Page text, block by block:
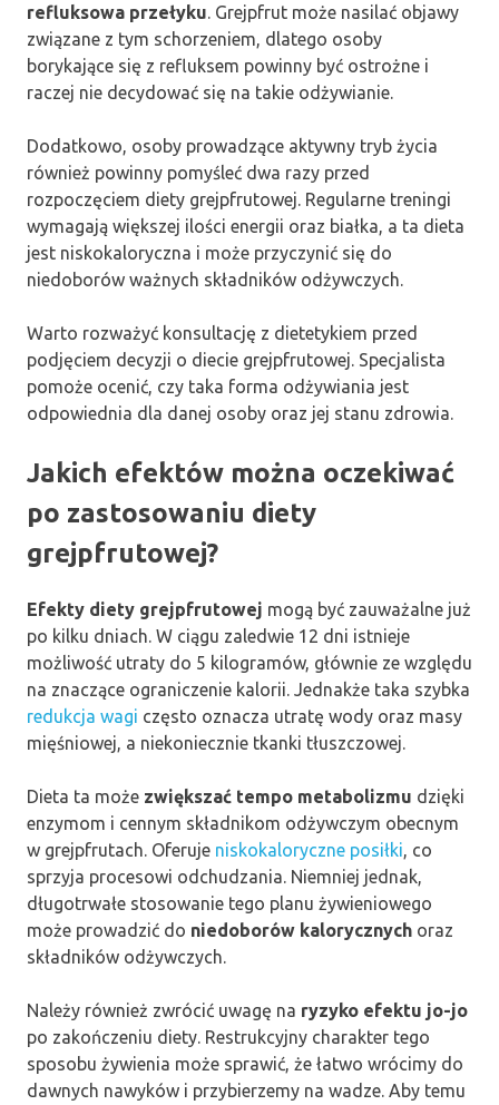
refluksowa przełyku. Grejpfrut może nasilać objawy
związane z tym schorzeniem, dlatego osoby
borykające się z refluksem powinny być ostrożne i
raczej nie decydować się na takie odżywianie.
Dodatkowo, osoby prowadzące aktywny tryb życia
również powinny pomyśleć dwa razy przed
rozpoczęciem diety grejpfrutowej. Regularne treningi
wymagają większej ilości energii oraz białka, a ta dieta
jest niskokaloryczna i może przyczynić się do
niedoborów ważnych składników odżywczych.
Warto rozważyć konsultację z dietetykiem przed
podjęciem decyzji o diecie grejpfrutowej. Specjalista
pomoże ocenić, czy taka forma odżywiania jest
odpowiednia dla danej osoby oraz jej stanu zdrowia.
Jakich efektów można oczekiwać
po zastosowaniu diety
grejpfrutowej?
Efekty diety grejpfrutowej mogą być zauważalne już
po kilku dniach. W ciągu zaledwie 12 dni istnieje
możliwość utraty do 5 kilogramów, głównie ze względu
na znaczące ograniczenie kalorii. Jednakże taka szybka
redukcja wagi często oznacza utratę wody oraz masy
mięśniowej, a niekoniecznie tkanki tłuszczowej.
Dieta ta może zwiększać tempo metabolizmu dzięki
enzymom i cennym składnikom odżywczym obecnym
w grejpfrutach. Oferuje niskokaloryczne posiłki, co
sprzyja procesowi odchudzania. Niemniej jednak,
długotrwałe stosowanie tego planu żywieniowego
może prowadzić do niedoborów kalorycznych oraz
składników odżywczych.
Należy również zwrócić uwagę na ryzyko efektu jo-jo
po zakończeniu diety. Restrukcyjny charakter tego
sposobu żywienia może sprawić, że łatwo wrócimy do
dawnych nawyków i przybierzemy na wadze. Aby temu